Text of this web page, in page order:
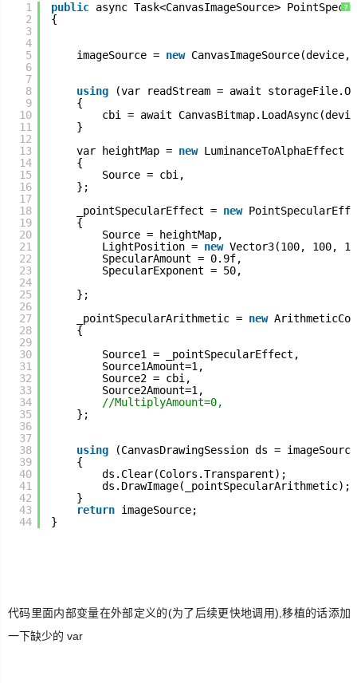
?
1
2
3
4
5
6
7
8
9
10
11
12
13
14
15
16
17
18
19
20
21
22
23
24
25
26
27
28
29
30
31
32
33
34
35
36
37
38
39
40
41
42
43
44
public async Task<CanvasImageSource>
{
imageSource = new
using
(var readStream = await
{
cbi = await
}
var heightMap = new LuminanceToAlphaEffect
{
Source = cbi,
};
_pointSpecularEffect = new
{
Source = heightMap,
LightPosition = new Vector3(100, 100,
SpecularAmount = 0.9f,
SpecularExponent = 50,
};
_pointSpecularArithmetic = new
{
Source1 = _pointSpecularEffect,
Source1Amount=1,
Source2 = cbi,
Source2Amount=1,
//MultiplyAmount=0,
};
using
(CanvasDrawingSession ds =
{
ds.Clear(Colors.Transparent);
ds.DrawImage(_pointSpecularArithmetic);
}
return imageSource;
}
代码里面内部变量在外部定义的(为了后续更快地调用),移植的话添加
一下缺少的 var